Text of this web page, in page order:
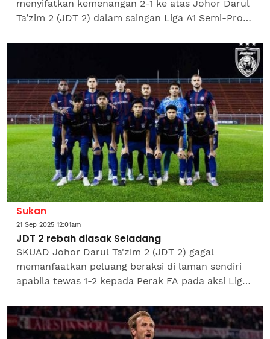
menyifatkan kemenangan 2-1 ke atas Johor Darul
Ta’zim 2 (JDT 2) dalam saingan Liga A1 Semi-Pro
Gudang (MBPG) pada Sabtu...
Sukan
21 Sep 2025 12:01am
JDT 2 rebah diasak Seladang
SKUAD Johor Darul Ta'zim 2 (JDT 2) gagal
memanfaatkan peluang beraksi di laman sendiri
apabila tewas 1-2 kepada Perak FA pada aksi Liga
Gudang (MBPG)...